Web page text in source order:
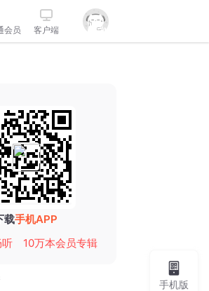
会员 客户端
载手机APP
10万本会员专辑
手机版